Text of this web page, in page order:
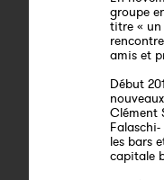
groupe
titre «
amis et
Début
Clément
les bars
capitale